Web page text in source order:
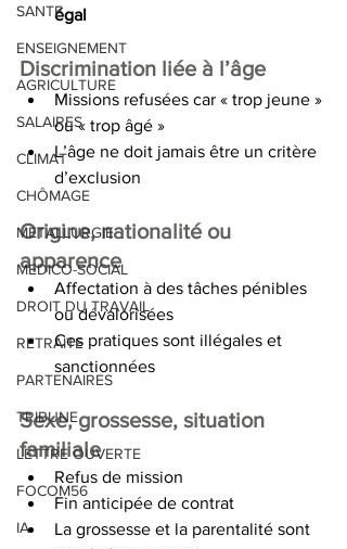
SANTE
ENSEIGNEMENT
AGRICULTURE
SALAIRES
CLIMAT
CHÔMAGE
METALLURGIE
MEDICO-SOCIAL
DROIT DU TRAVAIL
RETRAITE
PARTENAIRES
TRIBUNE
LETTRE OUVERTE
FOCOM56
IA
égal
Discrimination liée à l’âge
Missions refusées car « trop jeune »
ou « trop âgé »
L’âge ne doit jamais être un critère
d’exclusion
Origine, nationalité ou
apparence
Affectation à des tâches pénibles
ou dévalorisées
Ces pratiques sont illégales et
sanctionnées
Sexe, grossesse, situation
familiale
Refus de mission
Fin anticipée de contrat
La grossesse et la parentalité sont